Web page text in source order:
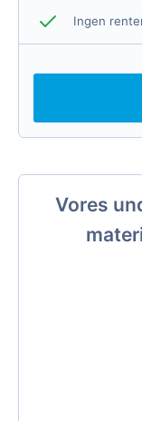
Ingen
Vores